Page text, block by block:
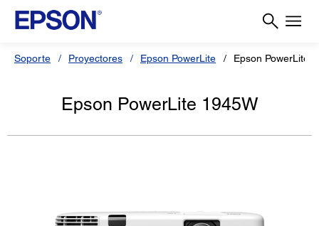
Soporte Proyectores Epson PowerLite Epson PowerLite
Epson PowerLite 1945W